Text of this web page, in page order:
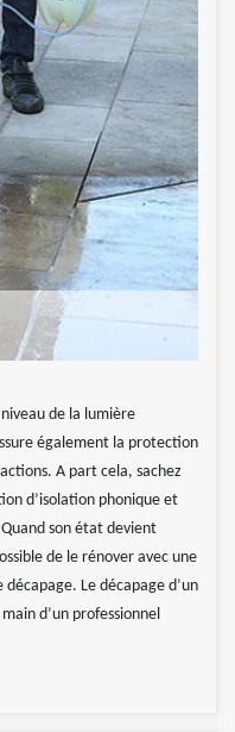
de la lumière
également la protection
A part cela, sachez
d’isolation phonique et
son état devient
de le rénover avec une
Le décapage d’un
d’un professionnel